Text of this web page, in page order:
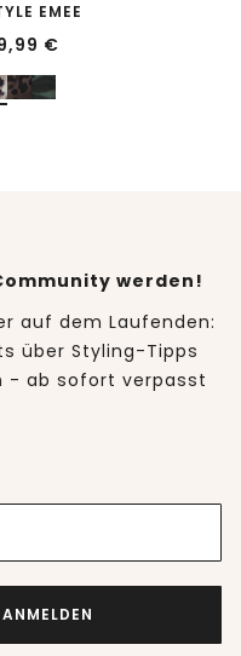
EMEE
€
werden!
auf dem Laufenden:
über Styling-Tipps
- ab sofort verpasst